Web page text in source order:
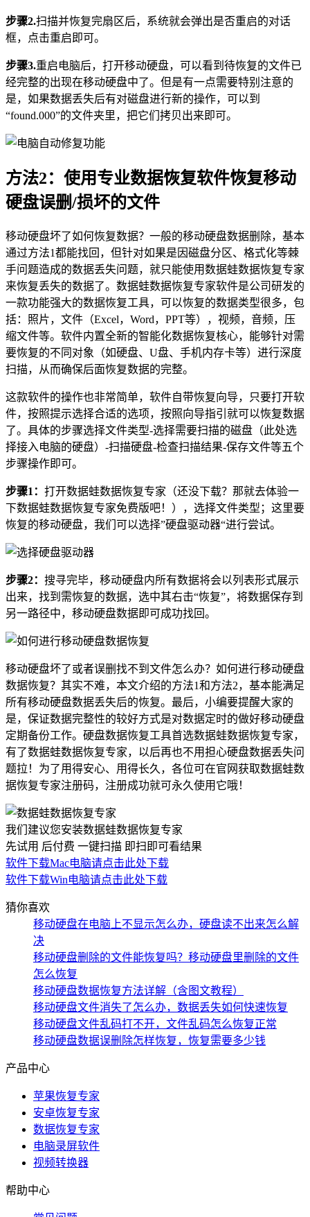
步骤2.扫描并恢复完扇区后，系统就会弹出是否重启的对话
框，点击重启即可。
步骤3.重启电脑后，打开移动硬盘，可以看到待恢复的文件已
经完整的出现在移动硬盘中了。但是有一点需要特别注意的
是，如果数据丢失后有对磁盘进行新的操作，可以到
“found.000”的文件夹里，把它们拷贝出来即可。
方法2：使用专业数据恢复软件恢复移动
硬盘误删/损坏的文件
移动硬盘坏了如何恢复数据？一般的移动硬盘数据删除，基本
通过方法1都能找回，但针对如果是因磁盘分区、格式化等棘
手问题造成的数据丢失问题，就只能使用数据蛙数据恢复专家
来恢复丢失的数据了。数据蛙数据恢复专家软件是公司研发的
一款功能强大的数据恢复工具，可以恢复的数据类型很多，包
括：照片，文件（Excel，Word，PPT等），视频，音频，压
缩文件等。软件内置全新的智能化数据恢复核心，能够针对需
要恢复的不同对象（如硬盘、U盘、手机内存卡等）进行深度
扫描，从而确保后面恢复数据的完整。
这款软件的操作也非常简单，软件自带恢复向导，只要打开软
件，按照提示选择合适的选项，按照向导指引就可以恢复数据
了。具体的步骤选择文件类型-选择需要扫描的磁盘（此处选
择接入电脑的硬盘）-扫描硬盘-检查扫描结果-保存文件等五个
步骤操作即可。
步骤1： 打开数据蛙数据恢复专家（还没下载？那就去体验一
下数据蛙数据恢复专家免费版吧！），选择文件类型；这里要
恢复的移动硬盘，我们可以选择”硬盘驱动器“进行尝试。
步骤2： 搜寻完毕，移动硬盘内所有数据将会以列表形式展示
出来，找到需恢复的数据，选中其右击“恢复”，将数据保存到
另一路径中，移动硬盘数据即可成功找回。
移动硬盘坏了或者误删找不到文件怎么办？如何进行移动硬盘
数据恢复？其实不难，本文介绍的方法1和方法2，基本能满足
所有移动硬盘数据丢失后的恢复。最后，小编要提醒大家的
是，保证数据完整性的较好方式是对数据定时的做好移动硬盘
定期备份工作。硬盘数据恢复工具首选数据蛙数据恢复专家，
有了数据蛙数据恢复专家，以后再也不用担心硬盘数据丢失问
题拉！为了用得安心、用得长久，各位可在官网获取数据蛙数
据恢复专家注册码，注册成功就可永久使用它哦！
我们建议您安装数据蛙数据恢复专家
先试用 后付费 一键扫描 即扫即可看结果
软件下载Mac电脑请点击此处下载
软件下载Win电脑请点击此处下载
猜你喜欢
移动硬盘在电脑上不显示怎么办，硬盘读不出来怎么解
决
移动硬盘删除的文件能恢复吗？移动硬盘里删除的文件
怎么恢复
移动硬盘数据恢复方法详解（含图文教程）
移动硬盘文件消失了怎么办，数据丢失如何快速恢复
移动硬盘文件乱码打不开，文件乱码怎么恢复正常
移动硬盘数据误删除怎样恢复，恢复需要多少钱
产品中心
苹果恢复专家
安卓恢复专家
数据恢复专家
电脑录屏软件
视频转换器
帮助中心